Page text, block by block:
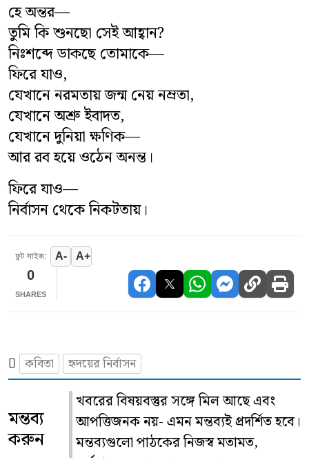
হে অন্তর—
তুমি কি শুনছো সেই আহ্বান?
নিঃশব্দে ডাকছে তোমাকে—
ফিরে যাও,
যেখানে নরমতায় জন্ম নেয় নম্রতা,
যেখানে অশ্রু ইবাদত,
যেখানে দুনিয়া ক্ষণিক—
আর রব হয়ে ওঠেন অনন্ত।
ফিরে যাও—
নির্বাসন থেকে নিকটতায়।
ফন্ট সাইজ: A- A+
0
SHARES
কবিতা হৃদয়ের নির্বাসন
মন্তব্য
করুন
খবরের বিষয়বস্তুর সঙ্গে মিল আছে এবং
আপত্তিজনক নয়- এমন মন্তব্যই প্রদর্শিত হবে।
মন্তব্যগুলো পাঠকের নিজস্ব মতামত,